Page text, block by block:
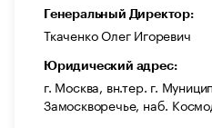
Генеральный Директор:
Ткаченко Олег Игоревич
Юридический адрес:
г. Москва, вн.тер. г.
Замоскворечье, наб.